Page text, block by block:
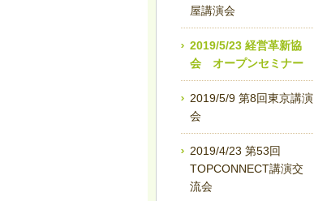
屋講演会
2019/5/23 経営革新協
会 オープンセミナー
2019/5/9 第8回東京講演
会
2019/4/23 第53回
TOPCONNECT講演交
流会